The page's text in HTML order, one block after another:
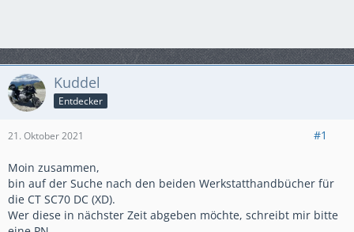
Kuddel
Entdecker
21. Oktober 2021 #1
Moin zusammen,
bin auf der Suche nach den beiden Werkstatthandbücher für
die CT SC70 DC (XD).
Wer diese in nächster Zeit abgeben möchte, schreibt mir bitte